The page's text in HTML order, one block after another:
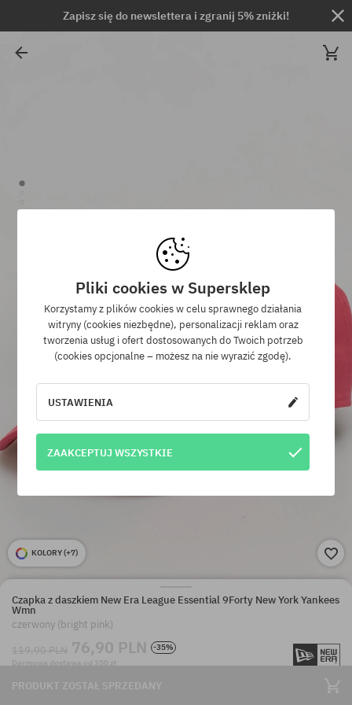
Zapisz się do newslettera i zgranij 5% zniżki!
KOLORY (+7)
Czapka z daszkiem New Era League Essential 9Forty New York Yankees
Wmn
czerwony (bright pink)
119,90 PLN 76,90 PLN
-35%
Darmowa dostawa od 350 zł
PRODUKT ZOSTAŁ SPRZEDANY
Pliki cookies w Supersklep
Korzystamy z plików cookies w celu sprawnego działania
witryny (cookies niezbędne), personalizacji reklam oraz
tworzenia usług i ofert dostosowanych do Twoich potrzeb
(cookies opcjonalne – możesz na nie wyrazić zgodę).
USTAWIENIA
ZAAKCEPTUJ WSZYSTKIE